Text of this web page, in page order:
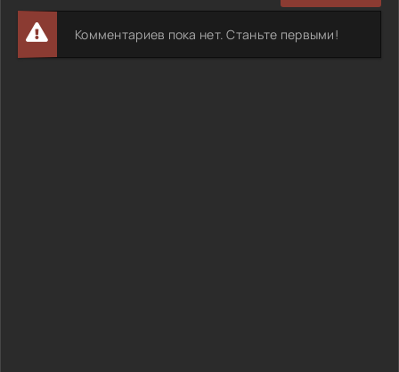
Комментариев пока нет. Станьте первыми!